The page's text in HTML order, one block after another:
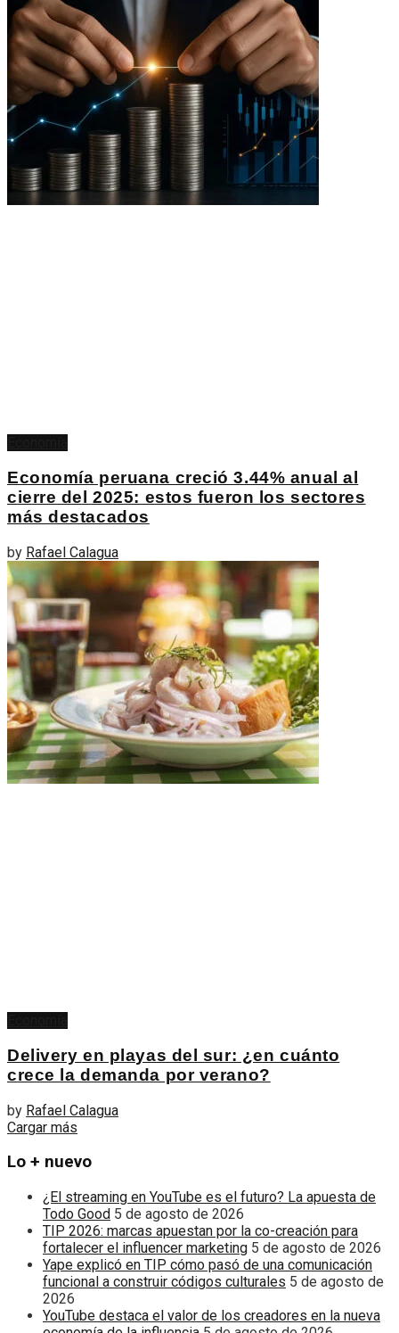
Economía peruana creció 3.44% anual al
cierre del 2025: estos fueron los sectores
más destacados
by Rafael Calagua
Delivery en playas del sur: ¿en cuánto
crece la demanda por verano?
by Rafael Calagua
Cargar más
Lo + nuevo
¿El streaming en YouTube es el futuro? La apuesta de
Todo Good 5 de agosto de 2026
TIP 2026: marcas apuestan por la co-creación para
fortalecer el influencer marketing 5 de agosto de 2026
Yape explicó en TIP cómo pasó de una comunicación
funcional a construir códigos culturales 5 de agosto de
2026
YouTube destaca el valor de los creadores en la nueva